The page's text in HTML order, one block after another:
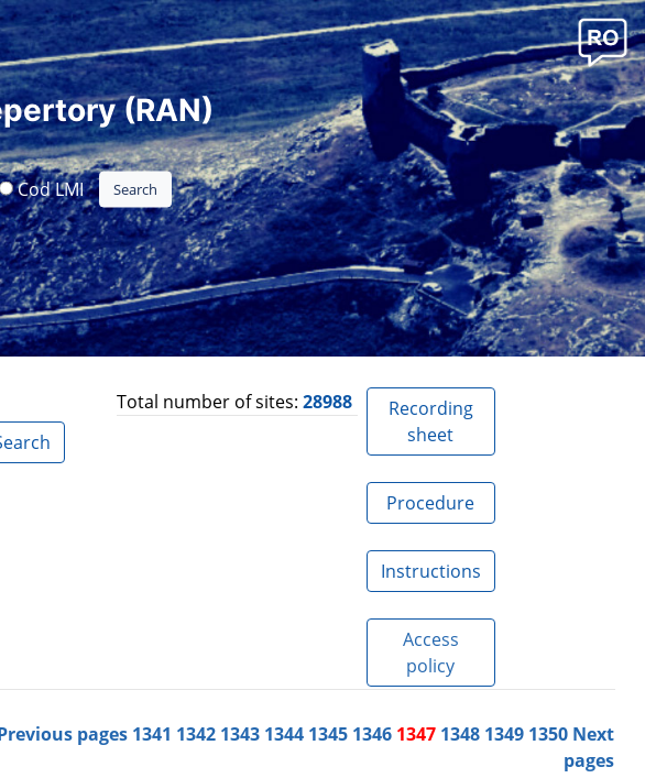
(RAN)
Cod LMI
Total number of sites: 28988
Recording
sheet
Procedure
Instructions
Access
policy
pages 1341 1342 1343 1344 1345 1346 1347 1348 1349 1350 Next
pages